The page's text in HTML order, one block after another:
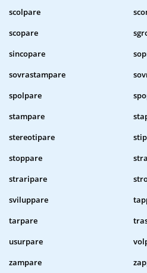
scolpare
scopare
sincopare
sovrastampare
spolpare
stampare
stereotipare
stoppare
straripare
sviluppare
tarpare
usurpare
zampare